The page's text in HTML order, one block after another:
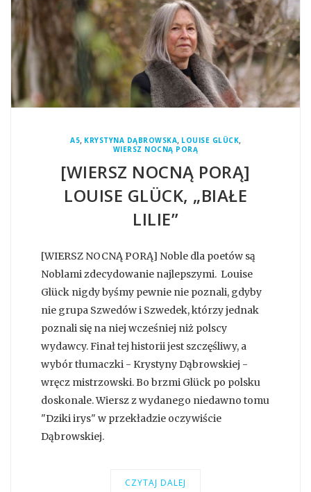
A5, KRYSTYNA DĄBROWSKA, LOUISE GLÜCK,
WIERSZ NOCNĄ PORĄ
[WIERSZ NOCNĄ PORĄ]
LOUISE GLÜCK, „BIAŁE
LILIE”
[WIERSZ NOCNĄ PORĄ] Noble dla poetów są
Noblami zdecydowanie najlepszymi. Louise
Glück nigdy byśmy pewnie nie poznali, gdyby
nie grupa Szwedów i Szwedek, którzy jednak
poznali się na niej wcześniej niż polscy
wydawcy. Finał tej historii jest szczęśliwy, a
wybór tłumaczki - Krystyny Dąbrowskiej -
wręcz mistrzowski. Bo brzmi Glück po polsku
doskonale. Wiersz z wydanego niedawno tomu
"Dziki irys" w przekładzie oczywiście
Dąbrowskiej.
CZYTAJ DALEJ